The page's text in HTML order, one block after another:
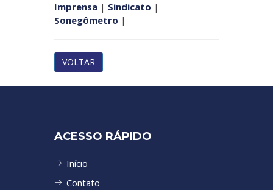
Imprensa | Sindicato |
Sonegômetro |
VOLTAR
ACESSO RÁPIDO
Início
Contato